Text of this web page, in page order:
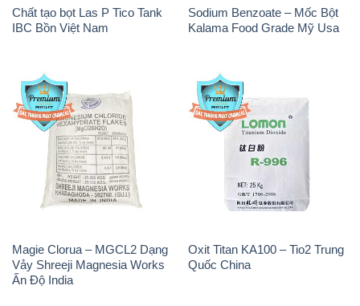
Chất tạo bọt Las P Tico Tank
IBC Bồn Việt Nam
Sodium Benzoate – Mốc Bột
Kalama Food Grade Mỹ Usa
Magie Clorua – MGCL2 Dạng
Vảy Shreeji Magnesia Works
Ấn Độ India
Oxit Titan KA100 – Tio2 Trung
Quốc China